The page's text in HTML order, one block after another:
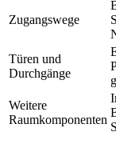
Zugangswege
Türen und
Durchgänge
Weitere
Raumkomponenten